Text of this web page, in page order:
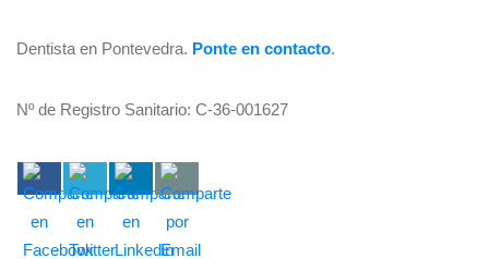
Dentista en Pontevedra. Ponte en contacto.
Nº de Registro Sanitario: C-36-001627